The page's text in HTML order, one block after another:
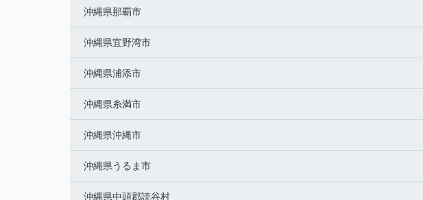
沖縄県那覇市
沖縄県宜野湾市
沖縄県浦添市
沖縄県糸満市
沖縄県沖縄市
沖縄県うるま市
沖縄県中頭郡読谷村